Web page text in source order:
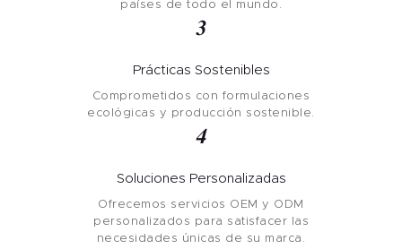
países de todo el mundo.
3
Prácticas Sostenibles
Comprometidos con formulaciones
ecológicas y producción sostenible.
4
Soluciones Personalizadas
Ofrecemos servicios OEM y ODM
personalizados para satisfacer las
necesidades únicas de su marca.